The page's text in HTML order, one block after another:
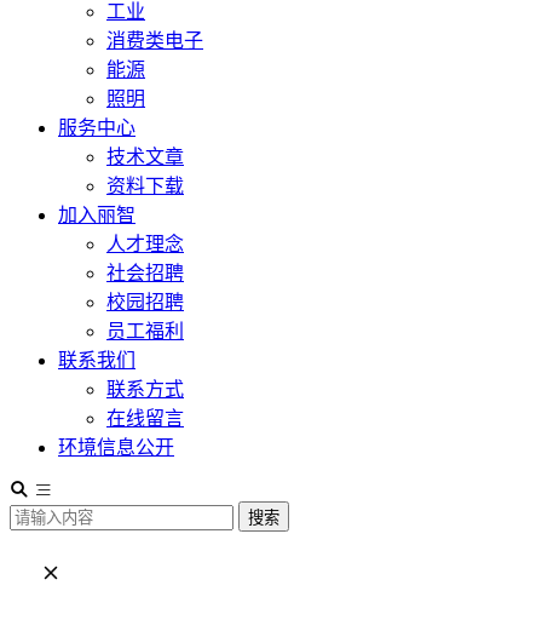
工业
消费类电子
能源
照明
服务中心
技术文章
资料下载
加入丽智
人才理念
社会招聘
校园招聘
员工福利
联系我们
联系方式
在线留言
环境信息公开
搜索